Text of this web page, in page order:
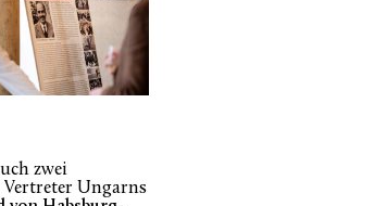
zwei
Vertreter Ungarns